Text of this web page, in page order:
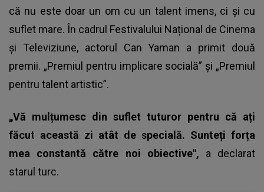
că nu este doar un om cu un talent imens, ci și cu
suflet mare. În cadrul Festivalului Național de Cinema
și Televiziune, actorul Can Yaman a primit două
premii. „Premiul pentru implicare socială” și „Premiul
pentru talent artistic”.
„Vă mulțumesc din suflet tuturor pentru că ați
făcut această zi atât de specială. Sunteți forța
mea constantă către noi obiective", a declarat
starul turc.